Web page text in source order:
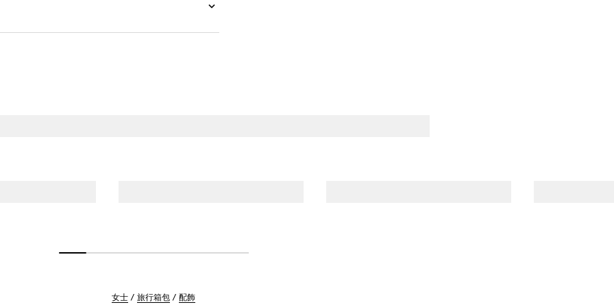
女士 旅行箱包 配飾